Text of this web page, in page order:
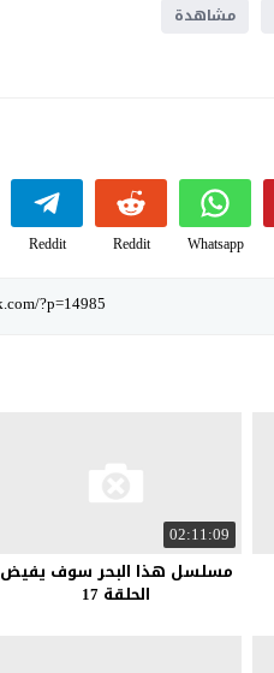
مشاهدة
Whatsapp
Reddit
Reddit
02:11:09
مسلسل هذا البحر سوف يفيض
الحلقة 17